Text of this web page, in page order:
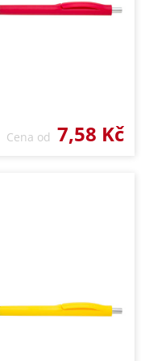
Cena od 7,58 Kč